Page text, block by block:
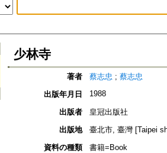
少林寺
著者 蔡志忠 ; 蔡志忠
出版年月日
1988
出版者
皇冠出版社
出版地
臺北市, 臺灣 [Taipei
資料の種類
書籍=Book